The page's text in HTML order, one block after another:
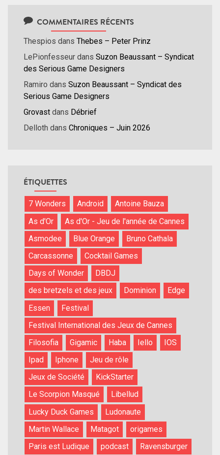
COMMENTAIRES RÉCENTS
Thespios dans Thebes – Peter Prinz
LePionfesseur dans Suzon Beaussant – Syndicat
des Serious Game Designers
Ramiro dans Suzon Beaussant – Syndicat des
Serious Game Designers
Grovast dans Débrief
Delloth dans Chroniques – Juin 2026
ÉTIQUETTES
7 Wonders Android
Antoine Bauza
As d'Or
As d'Or - Jeu de l'année de Cannes
Asmodee
Blue Orange
Bruno Cathala
Carcassonne
Cocktail Games
Days of Wonder
DBDJ
des bretzels et des jeux
Dominion
Edge
Essen
Festival
Festival International des Jeux de Cannes
Filosofia
Gigamic Haba Iello
IOS
Ipad
Iphone
Jeu de rôle
Jeux de Société
KickStarter
Le Scorpion Masqué
Libellud
Lucky Duck Games
Ludonaute
Martin Wallace
Matagot
origames
Paris est Ludique
podcast
Ravensburger